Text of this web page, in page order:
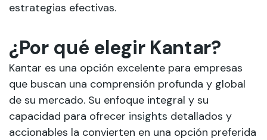
estrategias efectivas.
¿Por qué elegir Kantar?
Kantar es una opción excelente para empresas
que buscan una comprensión profunda y global
de su mercado. Su enfoque integral y su
capacidad para ofrecer insights detallados y
accionables la convierten en una opción preferida